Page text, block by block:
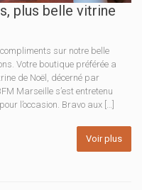
plus belle vitrine
sur notre belle
Votre boutique préférée a
de Noël, décerné par
Marseille s’est entretenu
l’occasion. Bravo aux […]
Voir plus